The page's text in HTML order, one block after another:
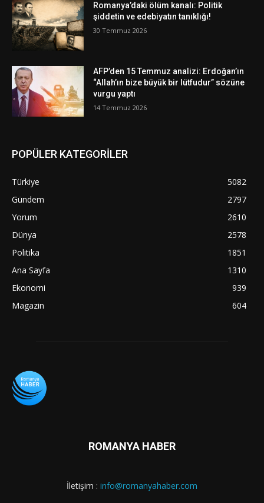
Romanya’daki ölüm kanalı: Politik
şiddetin ve edebiyatın tanıklığı!
30 Temmuz 2026
AFP’den 15 Temmuz analizi: Erdoğan’ın
“Allah’ın bize büyük bir lütfudur” sözüne
vurgu yaptı
14 Temmuz 2026
POPÜLER KATEGORİLER
Türkiye
5082
Gündem
2797
Yorum
2610
Dünya
2578
Politika
1851
Ana Sayfa
1310
Ekonomi
939
Magazin
604
ROMANYA HABER
İletişim : info@romanyahaber.com